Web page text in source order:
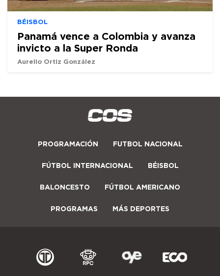
BÉISBOL
Panamá vence a Colombia y avanza
invicto a la Super Ronda
Aurelio Ortiz González
PROGRAMACIÓN FUTBOL NACIONAL
FÚTBOL INTERNACIONAL BÉISBOL
BALONCESTO FÚTBOL AMERICANO
PROGRAMAS MÁS DEPORTES